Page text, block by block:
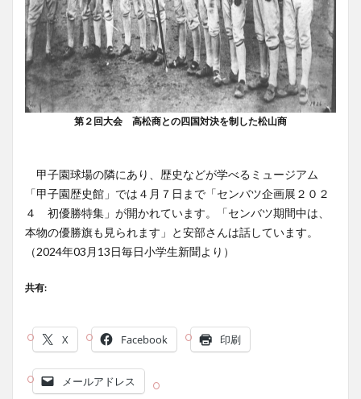
第２回大会 高松商との四国対決を制した松山商
甲子園球場の隣にあり、歴史などが学べるミュージアム
「甲子園歴史館」では４月７日まで「センバツ企画展２０２
４ 初優勝特集」が開かれています。「センバツ期間中は、
本物の優勝旗も見られます」と安部さんは話しています。
（2024年03月13日毎日小学生新聞より）
共有:
X Facebook 印刷
メールアドレス